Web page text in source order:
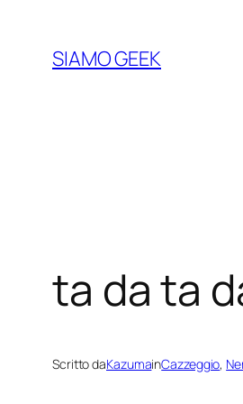
contenuto
SIAMO GEEK
ta da ta
Scritto daKazumainCazzeggio,